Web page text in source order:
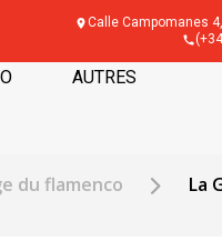
Calle Campomanes
AUTRES
du flamenco
La